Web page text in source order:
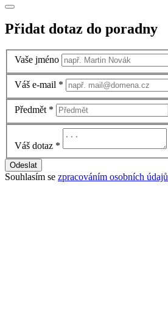
Přidat dotaz do poradny
Vaše jméno
Váš e-mail *
Předmět *
Váš dotaz *
Odeslat
Souhlasím se zpracováním osobních údajů